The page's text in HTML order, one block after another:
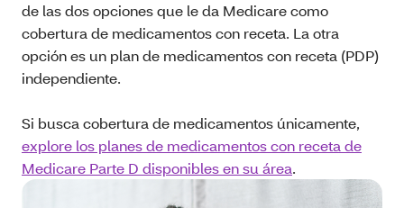
de las dos opciones que le da Medicare como
cobertura de medicamentos con receta. La otra
opción es un plan de medicamentos con receta (PDP)
independiente.
Si busca cobertura de medicamentos únicamente,
explore los planes de medicamentos con receta de
Medicare Parte D disponibles en su área.